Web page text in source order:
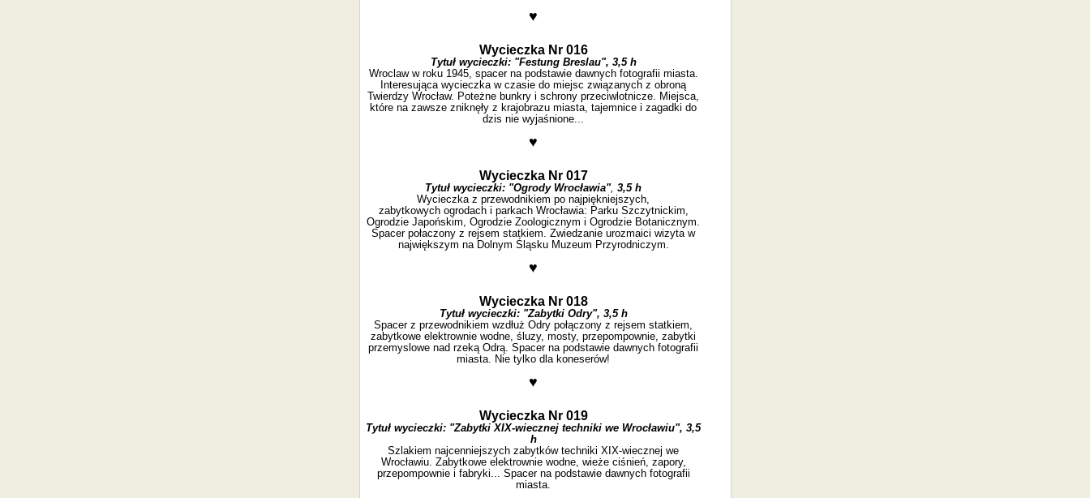
♥
Wycieczka Nr 016
Tytuł wycieczki: "Festung Breslau", 3,5 h
Wroclaw w roku 1945, spacer na podstawie dawnych fotografii miasta.
Interesująca wycieczka w czasie do miejsc związanych z obroną
Twierdzy Wrocław. Poteżne bunkry i schrony przeciwlotnicze. Miejsca,
które na zawsze zniknęły z krajobrazu miasta, tajemnice i zagadki do
dzis nie wyjaśnione...
♥
Wycieczka Nr 017
Tytuł wycieczki: "Ogrody Wrocławia", 3,5 h
Wycieczka z przewodnikiem po najpiękniejszych,
zabytkowych ogrodach i parkach Wrocławia: Parku Szczytnickim,
Ogrodzie Japońskim, Ogrodzie Zoologicznym i Ogrodzie Botanicznym.
Spacer połaczony z rejsem statkiem. Zwiedzanie urozmaici wizyta w
największym na Dolnym Śląsku Muzeum Przyrodniczym.
♥
Wycieczka Nr 018
Tytuł wycieczki: "Zabytki Odry", 3,5 h
Spacer z przewodnikiem wzdłuż Odry połączony z rejsem statkiem,
zabytkowe elektrownie wodne, śluzy, mosty, przepompownie, zabytki
przemyslowe nad rzeką Odrą. Spacer na podstawie dawnych fotografii
miasta. Nie tylko dla koneserów!
♥
Wycieczka Nr 019
Tytuł wycieczki: "Zabytki XIX-wiecznej techniki we Wrocławiu", 3,5
h
Szlakiem najcenniejszych zabytków techniki XIX-wiecznej we
Wrocławiu. Zabytkowe elektrownie wodne, wieże ciśnień, zapory,
przepompownie i fabryki... Spacer na podstawie dawnych fotografii
miasta.